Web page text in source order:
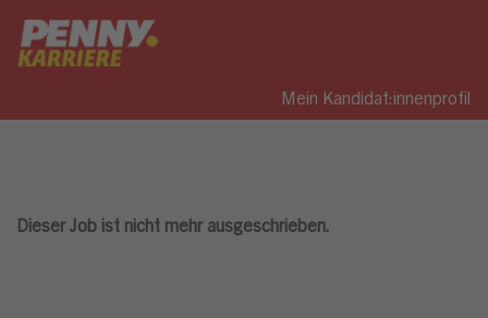
Mein Kandidat:innenprofil
Dieser Job ist nicht mehr ausgeschrieben.